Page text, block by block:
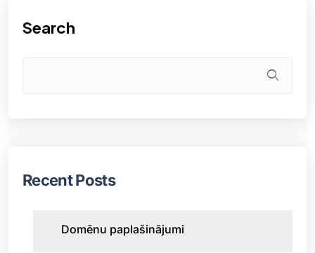
Search
Recent Posts
Domēnu paplašinājumi